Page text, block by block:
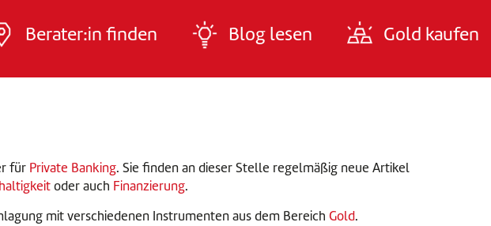
Berater:in finden Blog lesen Gold kaufen
für Private Banking. Sie finden an dieser Stelle regelmäßig neue Artikel
oder auch Finanzierung.
mit verschiedenen Instrumenten aus dem Bereich Gold.